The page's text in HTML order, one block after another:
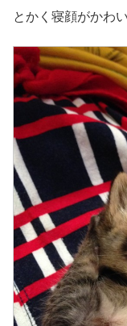
とかく寝顔がかわい